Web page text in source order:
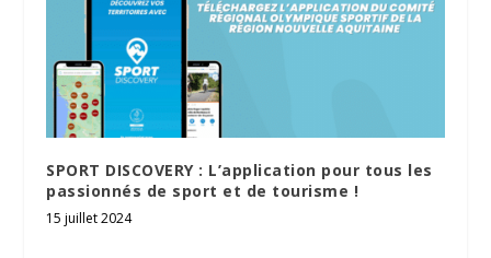
SPORT DISCOVERY : L’application pour tous les
passionnés de sport et de tourisme !
15 juillet 2024